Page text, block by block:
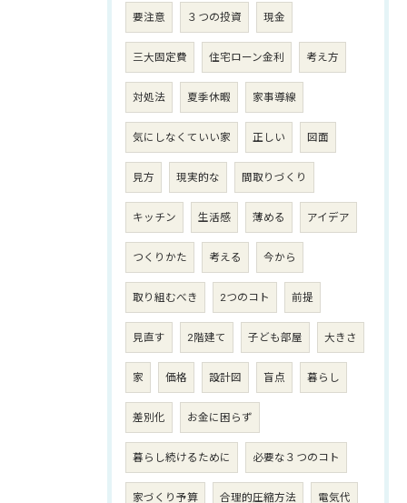
要注意 ３つの投資 現金
三大固定費 住宅ローン金利 考え方
対処法 夏季休暇 家事導線
気にしなくていい家 正しい 図面
見方 現実的な 間取りづくり
キッチン 生活感 薄める アイデア
つくりかた 考える 今から
取り組むべき 2つのコト 前提
見直す 2階建て 子ども部屋 大きさ
家 価格 設計図 盲点 暮らし
差別化 お金に困らず
暮らし続けるために 必要な３つのコト
家づくり予算 合理的圧縮方法 電気代